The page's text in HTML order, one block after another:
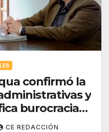
confirmó la
y
burocracias
tributarias
CE REDACCIÓN